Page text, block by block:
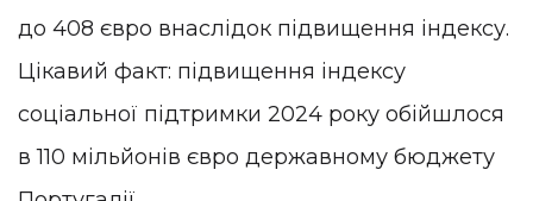
до 408 євро внаслідок підвищення індексу.
Цікавий факт: підвищення індексу
соціальної підтримки 2024 року обійшлося
в 110 мільйонів євро державному бюджету